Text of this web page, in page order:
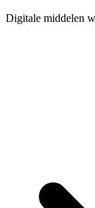
Digitale middelen